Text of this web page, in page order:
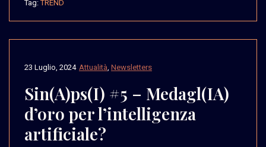
Tag:TREND
Attualità Newsletters
23 Luglio, 2024
Sin(A)ps(I) #5 – Medagl(IA)
d’oro per l’intelligenza
artificiale?